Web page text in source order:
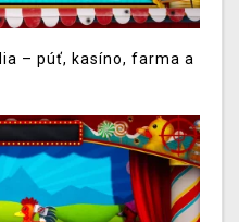
– púť, kasíno, farma a